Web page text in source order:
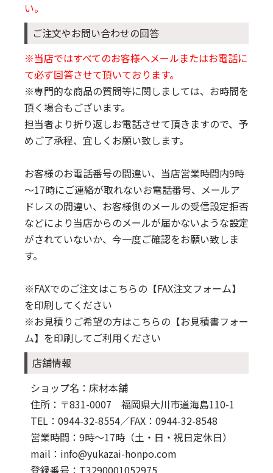
い。
ご注文やお問い合わせの回答
※当店ではすべてのお客様へメールまたはお電話に
て必ず回答させて頂いております。
※専門的な商品の質問等に関しましては、お時間を
頂く場合もございます。
担当者より折り返しお電話させて頂きますので、予
めご了承程、宜しくお願い致します。
お客様のお電話番号の間違い、当店営業時間内9時
～17時にご連絡が取れないお電話番号、メールア
ドレスの間違い、お客様側のメールの受信設定拒否
などにより当店からのメールが届かないような設定
がされていないか、今一度ご確認をお願い致しま
す。
※FAXでのご注文はこちらの 【FAX注文フォーム】
を印刷してください
※お見積りご希望の方はこちらの 【お見積書フォー
ム】 を印刷してご利用ください
店舗情報
ショップ名：床材本舗
住所：〒831-0007 福岡県大川市道海島110-1
TEL：0944-32-8554／FAX：0944-32-8548
営業時間：9時～17時（土・日・祝日定休日）
mail：info@yukazai-honpo.com